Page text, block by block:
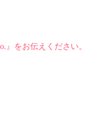
をお伝えください。